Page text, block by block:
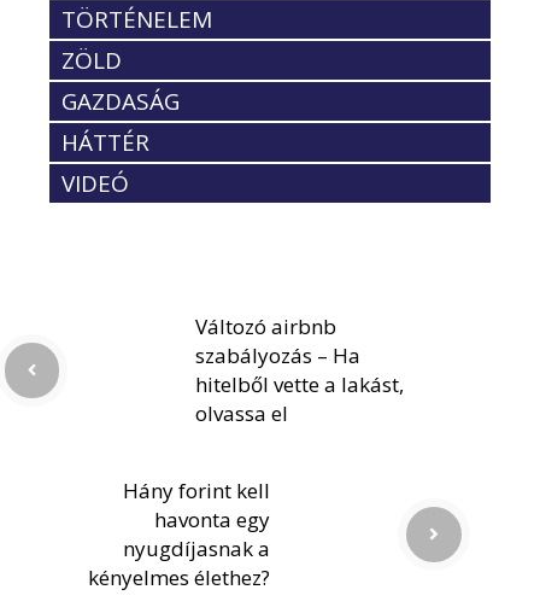
TÖRTÉNELEM
ZÖLD
GAZDASÁG
HÁTTÉR
VIDEÓ
Változó airbnb
szabályozás – Ha
hitelből vette a lakást,
olvassa el
Hány forint kell
havonta egy
nyugdíjasnak a
kényelmes élethez?